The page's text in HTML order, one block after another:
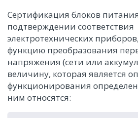
Сертификация блоков
подтверждении соответствия
электротехнических
функцию преобразования
напряжения (сети или
величину, которая является
функционирования
ним относятся: